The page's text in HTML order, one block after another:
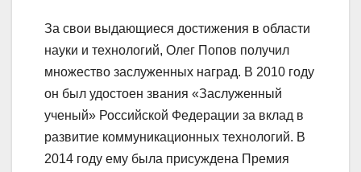
За свои выдающиеся достижения в области
науки и технологий, Олег Попов получил
множество заслуженных наград. В 2010 году
он был удостоен звания «Заслуженный
ученый» Российской Федерации за вклад в
развитие коммуникационных технологий. В
2014 году ему была присуждена Премия